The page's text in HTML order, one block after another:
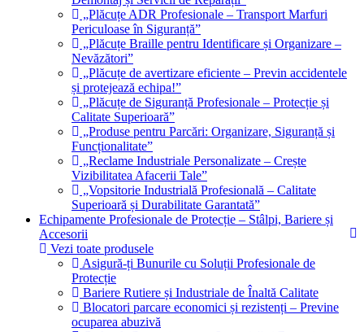
„Plăcuțe ADR Profesionale – Transport Marfuri
Periculoase în Siguranță”
„Plăcuțe Braille pentru Identificare și Organizare –
Nevăzători”
„Plăcuțe de avertizare eficiente – Previn accidentele
și protejează echipa!”
„Plăcuțe de Siguranță Profesionale – Protecție și
Calitate Superioară”
„Produse pentru Parcări: Organizare, Siguranță și
Funcționalitate”
„Reclame Industriale Personalizate – Crește
Vizibilitatea Afacerii Tale”
„Vopsitorie Industrială Profesională – Calitate
Superioară și Durabilitate Garantată”
Echipamente Profesionale de Protecție – Stâlpi, Bariere și
Accesorii
Vezi toate produsele
Asigură-ți Bunurile cu Soluții Profesionale de
Protecție
Bariere Rutiere și Industriale de Înaltă Calitate
Blocatori parcare economici și rezistenți – Previne
ocuparea abuzivă